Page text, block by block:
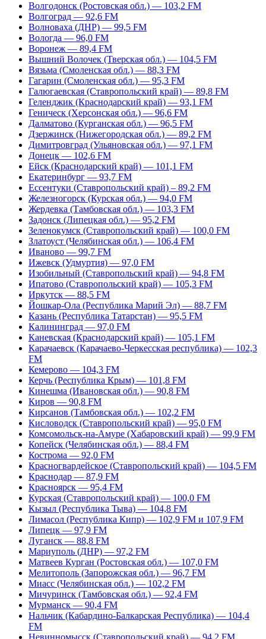
Волгодонск (Ростовская обл.) — 103,2 FM
Волгоград — 92,6 FM
Волноваха (ДНР) — 99,5 FM
Вологда — 96,0 FM
Воронеж — 89,4 FM
Вышний Волочек (Тверская обл.) — 104,5 FM
Вязьма (Смоленская обл.) — 88,3 FM
Гагарин (Смоленская обл.) — 95,3 FM
Галюгаевская (Ставропольский край) — 89,8 FM
Геленджик (Краснодарский край) — 93,1 FM
Геническ (Херсонская обл.) — 96,6 FM
Далматово (Курганская обл.) — 96,5 FM
Дзержинск (Нижегородская обл.) — 89,2 FM
Димитровград (Ульяновская обл.) — 97,1 FM
Донецк — 102,6 FM
Ейск (Краснодарский край) — 101,1 FM
Екатеринбург — 93,7 FM
Ессентуки (Ставропольский край) – 89,2 FM
Железногорск (Курская обл.) — 94,0 FM
Жердевка (Тамбовская обл.) — 103,3 FM
Задонск (Липецкая обл.) — 95,2 FM
Зеленокумск (Ставропольский край) — 100,0 FM
Златоуст (Челябинская обл.) — 106,4 FM
Иваново — 99,7 FM
Ижевск (Удмуртия) — 97,0 FM
Изобильный (Ставропольский край) — 94,8 FM
Ипатово (Ставропольский край) — 105,3 FM
Иркутск — 88,5 FM
Йошкар-Ола (Республика Марий Эл) — 88,7 FM
Казань (Республика Татарстан) — 95,5 FM
Калининград — 97,0 FM
Каневская (Краснодарский край) — 105,1 FM
Карачаевск (Карачаево-Черкесская республика) — 102,3
FM
Кемерово — 104,3 FM
Керчь (Республика Крым) — 101,8 FM
Кинешма (Ивановская обл.) — 90,8 FM
Киров — 90,8 FM
Кирсанов (Тамбовская обл.) — 102,2 FM
Кисловодск (Ставропольский край) — 95,0 FM
Комсомольск-на-Амуре (Хабаровский край) — 99,9 FM
Копейск (Челябинская обл.) — 88,4 FM
Кострома — 92,0 FM
Красногвардейское (Ставропольский край) — 104,5 FM
Краснодар — 87,9 FM
Красноярск — 95,4 FM
Курская (Ставропольский край) — 100,0 FM
Кызыл (Республика Тыва) — 104,8 FM
Лимасол (Республика Кипр) — 102,9 FM и 107,9 FM
Липецк — 97,9 FM
Луганск — 88,8 FM
Мариуполь (ДНР) — 97,2 FM
Матвеев Курган (Ростовская обл.) — 107,0 FM
Мелитополь (Запорожская обл.) — 96,7 FM
Миасс (Челябинская обл.) — 102,2 FM
Мичуринск (Тамбовская обл.) — 92,4 FM
Мурманск — 90,4 FM
Нальчик (Кабардино-Балкарская Республика) — 104,4
FM
Невинномысск (Ставропольский край) — 94,2 FM